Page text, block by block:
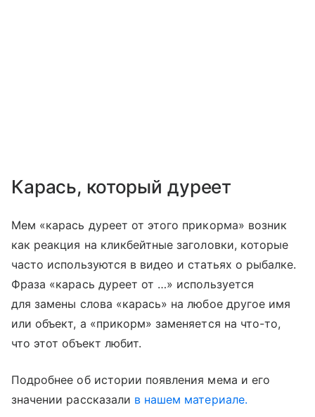
Карась, который дуреет
Мем «карась дуреет от этого прикорма» возник
как реакция на кликбейтные заголовки, которые
часто используются в видео и статьях о рыбалке.
Фраза «карась дуреет от …» используется
для замены слова «карась» на любое другое имя
или объект, а «прикорм» заменяется на что-то,
что этот объект любит.
Подробнее об истории появления мема и его
значении рассказали в нашем материале.